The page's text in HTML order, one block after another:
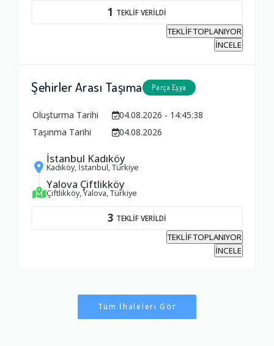
1 TEKLİF VERİLDİ
TEKLİF TOPLANIYOR
İNCELE
Şehirler Arası Taşıma Parça Eşya
Oluşturma Tarihi
04.08.2026 - 14:45:38
Taşınma Tarihi
04.08.2026
İstanbul Kadıköy
Kadıköy, İstanbul, Türkiye
Yalova Çiftlikköy
Çiftlikköy, Yalova, Türkiye
3 TEKLİF VERİLDİ
TEKLİF TOPLANIYOR
İNCELE
Tüm İhaleleri Gör